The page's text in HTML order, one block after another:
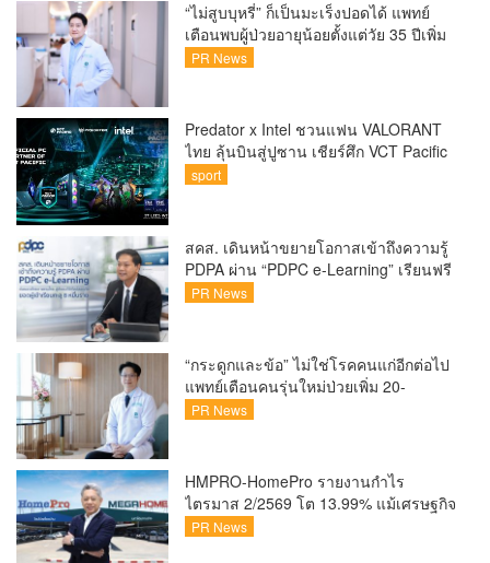
“ไม่สูบบุหรี่” ก็เป็นมะเร็งปอดได้ แพทย์
เตือนพบผู้ป่วยอายุน้อยตั้งแต่วัย 35 ปีเพิ่ม
ขึ้นคนไทยกว่า 70% รู้ตัวเมื่อโรคลุกลาม
PR News
Predator x Intel ชวนแฟน VALORANT
ไทย ลุ้นบินสู่ปูซาน เชียร์ศึก VCT Pacific
Finals Busan ประเทศเกาหลีใต้ Predator
สุดพิเศษตลอดทัวร์นาเมนต์
sport
สคส. เดินหน้าขยายโอกาสเข้าถึงความรู้
PDPA ผ่าน “PDPC e-Learning” เรียนฟรี
ทุกที่ ทุกเวลา พร้อมประกาศนียบัตร ต่อย
แล้ว
PR News
“กระดูกและข้อ” ไม่ใช่โรคคนแก่อีกต่อไป
แพทย์เตือนคนรุ่นใหม่ป่วยเพิ่ม 20-
30% เสี่ยง ‘ข้อเข่าเสื่อมก่อนวัย’ จาก
PR News
HMPRO-HomePro รายงานกำไร
ไตรมาส 2/2569 โต 13.99% แม้เศรษฐกิจ
ผันผวนเดินหน้าขยายสาขา เสริมพอร์ต
PR News